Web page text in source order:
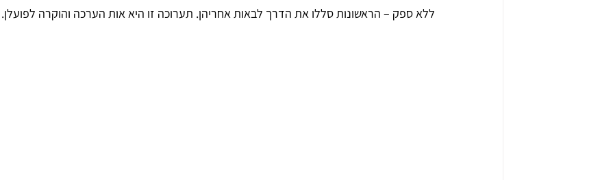
ללא ספק – הראשונות סללו את הדרך לבאות אחריהן. תערוכה זו היא אות הערכה והוקרה לפועלן.